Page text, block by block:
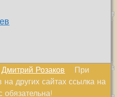
Дмитрий Розаков При
других сайтах ссылка на
обязательна!